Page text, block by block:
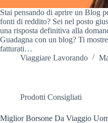
Stai pensando di aprire un Blog
fonti di reddito? Sei nel posto
una risposta definitiva alla
Guadagna con un blog? Ti
fatturati…
Viaggiare Lavorando
Prodotti Consigliati
Miglior Borsone Da Viaggio